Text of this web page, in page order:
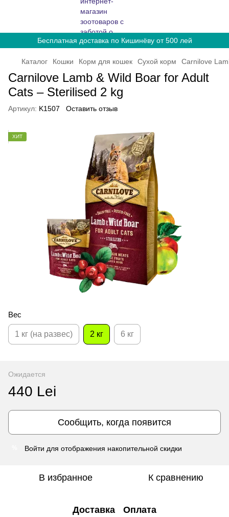
Бесплатная доставка по Кишинёву от 500 лей
Каталог Кошки Корм для кошек Сухой корм Carnilove
Carnilove Lamb & Wild Boar for Adult
Cats – Sterilised 2 kg
Артикул: K1507 Оставить отзыв
ХИТ
Вес
1 кг (на развес) 2 кг 6 кг
Ожидается
440 Lei
Сообщить, когда появится
Войти для отображения накопительной скидки
В избранное К сравнению
Доставка Оплата